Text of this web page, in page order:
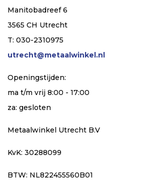
Manitobadreef 6
3565 CH Utrecht
T: 030-2310975
utrecht@metaalwinkel.nl
Openingstijden:
ma t/m vrij 8:00 - 17:00
za: gesloten
Metaalwinkel Utrecht B.V
KvK: 30288099
BTW: NL822455560B01